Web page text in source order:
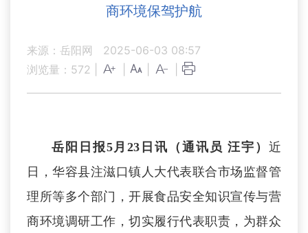
商环境保驾护航
来源：岳阳网
2025-06-03 08:57
浏览量： 572
岳阳日报5月23日讯（通讯员 汪宇） 近
日，华容县注滋口镇人大代表联合市场监督管
理所等多个部门，开展食品安全知识宣传与营
商环境调研工作，切实履行代表职责，为群众